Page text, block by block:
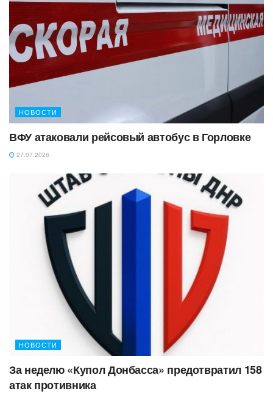
НОВОСТИ
ВФУ атаковали рейсовый автобус в Горловке
27.07.2026
НОВОСТИ
За неделю «Купол Донбасса» предотвратил 158
атак противника